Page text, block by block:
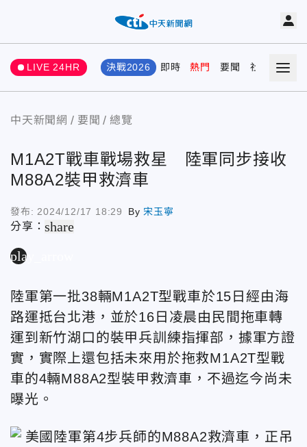
LIVE 24HR 決戰2026 即時 熱門 要聞 社會 娛樂
中天新聞網 要聞 總覽
M1A2T戰車戰場救星 陸軍同步接收
M88A2裝甲救濟車
發布: 2024/12/17 18:29 By 宋玉寧
分享：share
play_arrow
陸軍第一批38輛M1A2T型戰車於15日經由海
路運抵台北港，並於16日凌晨由民間拖車轉
運到新竹湖口的裝甲兵訓練指揮部，據軍方證
實，實際上還包括未來用於拖救M1A2T型戰
車的4輛M88A2型裝甲救濟車，不過迄今尚未
曝光。